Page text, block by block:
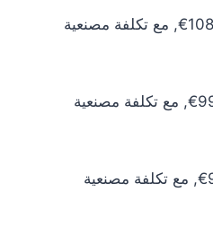
سعر الذهب عيار 24 اليوم يبلغ 95.54€ للشراء الخام و98.41€ للبيع الخام. أما مع إضافة المصنعية، فيرتفع سعر الشراء إلى 105.10€ وسعر البيع إلى 108.25€, مع تكلفة مصنعية
سعر الذهب عيار 22 اليوم يبلغ 87.58€ للشراء الخام و90.21€ للبيع الخام. أما مع إضافة المصنعية، فيرتفع سعر الشراء إلى 96.34€ وسعر البيع إلى 99.23€, مع تكلفة مصنعية
سعر الذهب عيار 21 اليوم يبلغ 83.60€ للشراء الخام و86.11€ للبيع الخام. أما مع إضافة المصنعية، فيرتفع سعر الشراء إلى 91.96€ وسعر البيع إلى 94.72€, مع تكلفة مصنعية